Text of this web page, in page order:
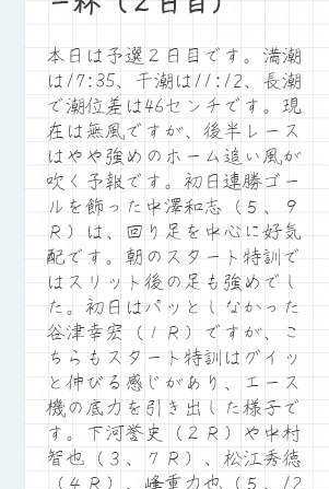
本日は予選２日目です。満潮
は17:35、干潮は11:12、長潮
で潮位差は46センチです。現
在は無風ですが、後半レース
はやや強めのホーム追い風が
吹く予報です。初日連勝ゴー
ルを飾った中澤和志（５、９
Ｒ）は、回り足を中心に好気
配です。朝のスタート特訓で
はスリット後の足も強めでし
た。初日はパッとしなかった
谷津幸宏（１Ｒ）ですが、こ
ちらもスタート特訓はグイッ
と伸びる感じがあり、エース
機の底力を引き出した様子で
す。下河誉史（２Ｒ）や中村
智也（３、７Ｒ）、松江秀徳
（４Ｒ）、峰重力也（５、12